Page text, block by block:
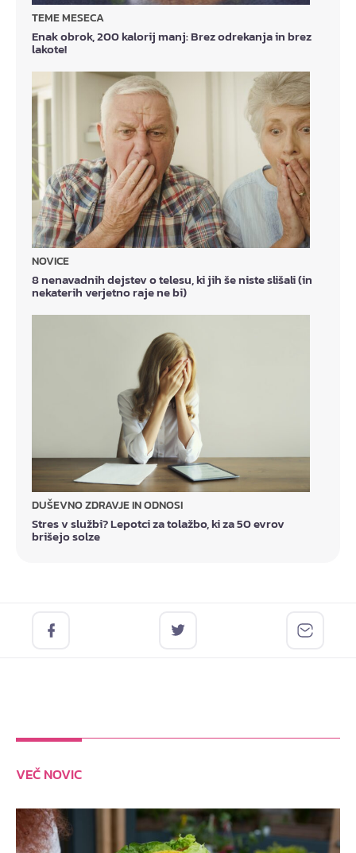
TEME MESECA
Enak obrok, 200 kalorij manj: Brez odrekanja in brez
lakote!
NOVICE
8 nenavadnih dejstev o telesu, ki jih še niste slišali (in
nekaterih verjetno raje ne bi)
DUŠEVNO ZDRAVJE IN ODNOSI
Stres v službi? Lepotci za tolažbo, ki za 50 evrov
brišejo solze
VEČ NOVIC